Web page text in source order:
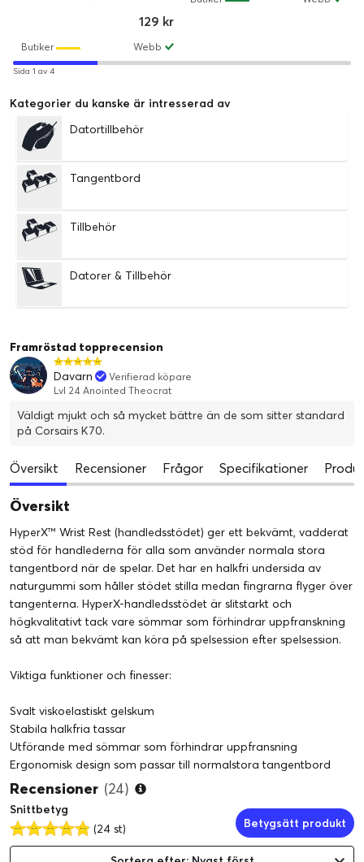
129 kr
Webb
Butiker
Sida 1 av 4
Kategorier du kanske är intresserad av
Datortillbehör
Tangentbord
Tillbehör
Datorer & Tillbehör
Framröstad topprecension
Davarn
Verifierad köpare
Lvl 24 Anointed Theocrat
Väldigt mjukt och så mycket bättre än de som sitter standard
på Corsairs K70.
Översikt Recensioner Frågor Specifikationer
Översikt
HyperX™ Wrist Rest (handledsstödet) ger ett bekvämt, vadderat
stöd för handlederna för alla som använder normala stora
tangentbord när de spelar. Det har en halkfri undersida av
naturgummi som håller stödet stilla medan fingrarna flyger över
tangenterna. HyperX-handledsstödet är slitstarkt och
högkvalitativt tack vare sömmar som förhindrar uppfranskning
så att man bekvämt kan köra på spelsession efter spelsession.
Viktiga funktioner och finesser:
Svalt viskoelastiskt gelskum
Stabila halkfria tassar
Utförande med sömmar som förhindrar uppfransning
Ergonomisk design som passar till normalstora tangentbord
Recensioner (24)
Snittbetyg
(24 st)
Betygsätt produkt